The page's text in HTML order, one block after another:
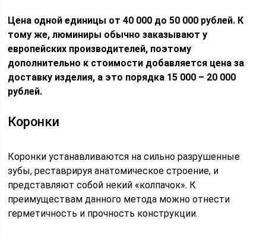
Цена одной единицы от 40 000 до 50 000 рублей. К
тому же, люминиры обычно заказывают у
европейских производителей, поэтому
дополнительно к стоимости добавляется цена за
доставку изделия, а это порядка 15 000 – 20 000
рублей.
Коронки
Коронки устанавливаются на сильно разрушенные
зубы, реставрируя анатомическое строение, и
представляют собой некий «колпачок». К
преимуществам данного метода можно отнести
герметичность и прочность конструкции.